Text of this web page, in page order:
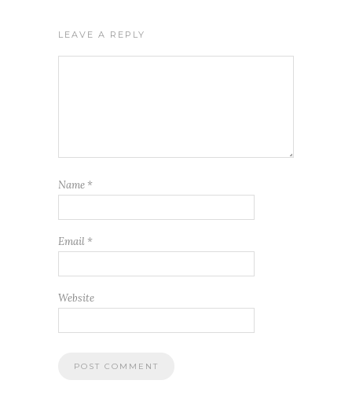
LEAVE A REPLY
Name *
Email *
Website